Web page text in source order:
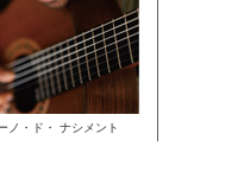
ノ・ド・ ナシメント